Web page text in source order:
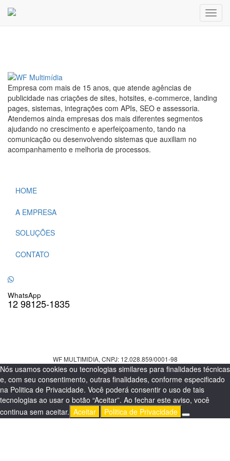
Publicado em: 03/11/2022
Empresa com mais de 15 anos, que atende agências de
publicidade nas criações de sites, hotsites, e-commerce, landing
pages, sistemas, integrações com APIs, SEO e assessoria.
Atendemos ainda empresas dos mais diferentes segmentos
ajudando no crescimento e aperfeiçoamento, tando na
comunicação ou desenvolvendo sistemas que auxiliam no
acompanhamento e melhoria de processos.
HOME
A EMPRESA
SOLUÇÕES
CONTATO
WhatsApp
12 98125-1835
WF MULTIMIDIA, CNPJ: 12.028.859/0001-98
Nós usamos cookies ou tecnologias similares para finalidades técnicas
e, com seu consentimento, outras finalidades, conforme especificado
na Politica de Privacidade. Você poderá consentir o uso de tais
tecnologias ao usar o botão “Aceitar”. Ao fechar este aviso, você
continua sem aceitar. Aceitar Politica de Privacidade